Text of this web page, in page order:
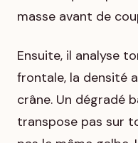
masse avant de
Ensuite, il analyse
frontale, la densité
crâne. Un dégradé
transpose pas sur